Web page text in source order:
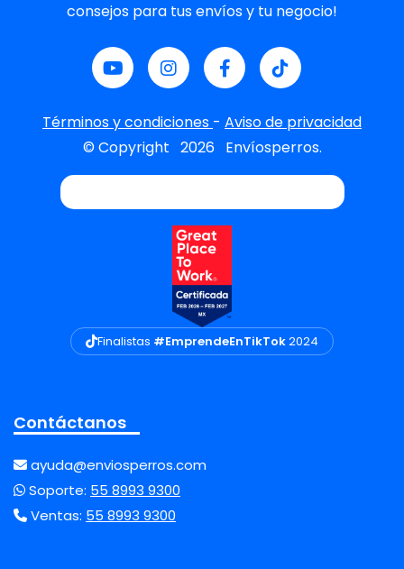
consejos para tus envíos y tu negocio!
Términos y condiciones - Aviso de privacidad
© Copyright 2026 Envíosperros.
Finalistas #EmprendeEnTikTok2024
Contáctanos
ayuda@enviosperros.com
Soporte: 55 8993 9300
Ventas: 55 8993 9300